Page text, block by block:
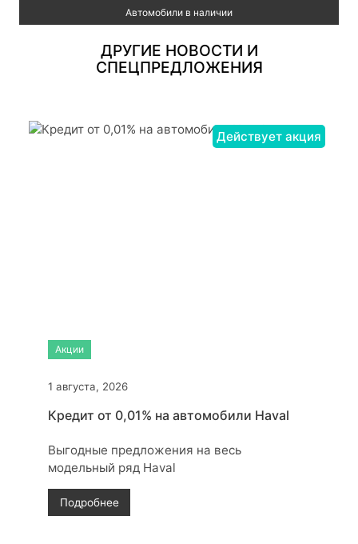
Автомобили в наличии
ДРУГИЕ НОВОСТИ И
СПЕЦПРЕДЛОЖЕНИЯ
Действует акция
Акции
1 августа, 2026
Кредит от 0,01% на автомобили Haval
Выгодные предложения на весь
модельный ряд Haval
Подробнее